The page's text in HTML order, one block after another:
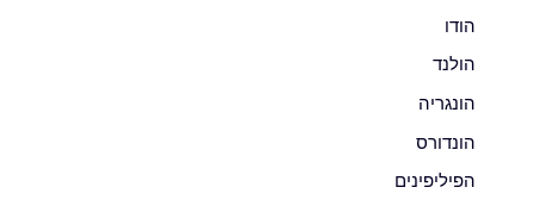
הודו
הולנד
הונגריה
הונדורס
הפיליפינים